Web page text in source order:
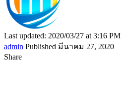
Last updated: 2020/03/27 at 3:16 PM
admin Published มีนาคม 27, 2020
Share